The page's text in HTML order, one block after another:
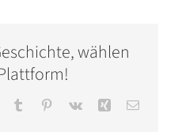
wählen
Tumblr Pinterest
Vk Xing E-